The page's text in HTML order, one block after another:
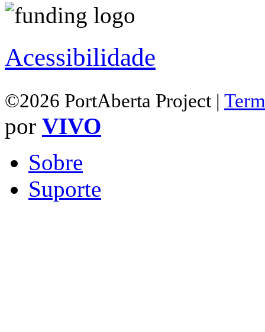
Acessibilidade
©2026 PortAberta Project |
por VIVO
Sobre
Suporte